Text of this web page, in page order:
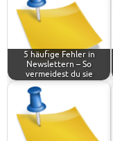
5 häufige Fehler in
Newslettern – So
vermeidest du sie